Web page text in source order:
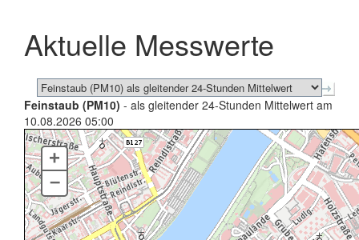
schließen
Aktuelle Messwerte
Feinstaub (PM10) - als gleitender 24-Stunden Mittelwert am
10.08.2026 05:00
+
–